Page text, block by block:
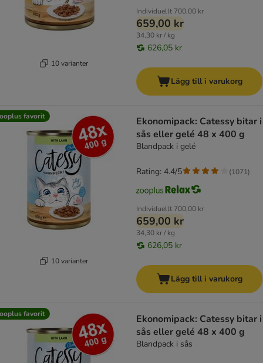
10 varianter
Individuellt 700,00 kr
659,00 kr
34,30 kr / kg
626,05 kr
Lägg till i varukorg
favorit
10 varianter
Ekonomipack: Catessy bitar i
sås eller gelé 48 x 400 g
Blandpack i gelé
Individuellt 700,00 kr
659,00 kr
34,30 kr / kg
626,05 kr
Rating: 4.4/5 (1071)
Lägg till i varukorg
favorit
Ekonomipack: Catessy bitar i
sås eller gelé 48 x 400 g
Blandpack i sås